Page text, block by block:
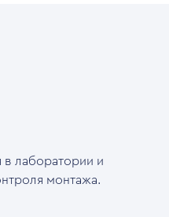
в лаборатории и
монтажа.